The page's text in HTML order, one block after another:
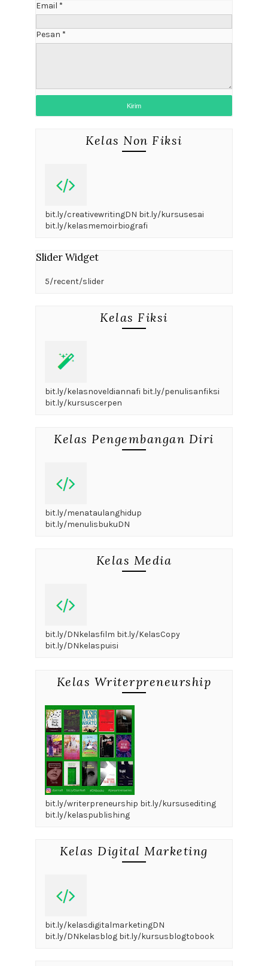
Email *
Pesan *
Kelas Non Fiksi
bit.ly/creativewritingDN bit.ly/kursusesai
bit.ly/kelasmemoirbiografi
Slider Widget
5/recent/slider
Kelas Fiksi
bit.ly/kelasnoveldiannafi bit.ly/penulisanfiksi
bit.ly/kursuscerpen
Kelas Pengembangan Diri
bit.ly/menataulanghidup
bit.ly/menulisbukuDN
Kelas Media
bit.ly/DNkelasfilm bit.ly/KelasCopy
bit.ly/DNkelaspuisi
Kelas Writerpreneurship
bit.ly/writerpreneurship bit.ly/kursusediting
bit.ly/kelaspublishing
Kelas Digital Marketing
bit.ly/kelasdigitalmarketingDN
bit.ly/DNkelasblog bit.ly/kursusblogtobook